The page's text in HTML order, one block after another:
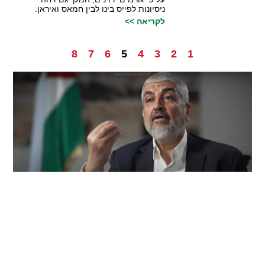
ניסיונות לפייס בינו לבין חמאס ואיראן.
לקריאה >>
1
2
3
4
5
6
7
8